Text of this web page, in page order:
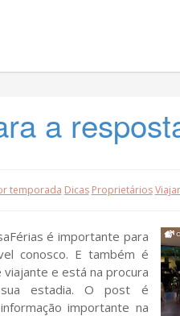
a
temporada Dicas Proprietários
é importante para
conosco. E também é
e está na procura
estadia. O post é
importante na